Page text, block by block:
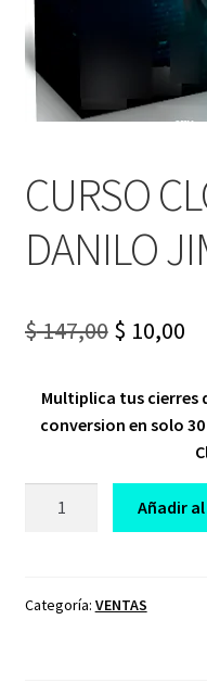
CURSO
DANILO
$147,00 Original
was:
$ 147,00.
$ 10,00
is:
Multiplica tus cierres
conversion en solo
JIMENEZ
Añadir
Categoría: VENTAS